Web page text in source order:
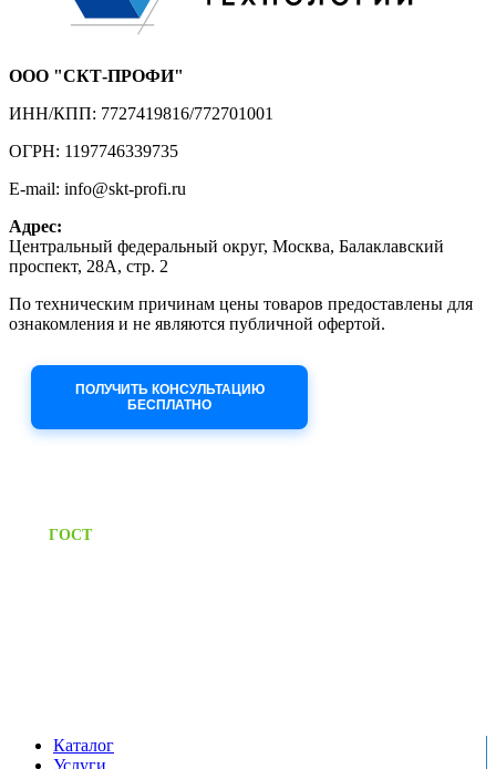
ООО "СКТ-ПРОФИ"
ИНН/КПП: 7727419816/772701001
ОГРН: 1197746339735
E-mail: info@skt-profi.ru
Адрес:
Центральный федеральный округ, Москва, Балаклавский
проспект, 28А, стр. 2
По техническим причинам цены товаров предоставлены для
ознакомления и не являются публичной офертой.
ПОЛУЧИТЬ КОНСУЛЬТАЦИЮ
БЕСПЛАТНО
ГОСТПредоставляем паспорт
Каталог